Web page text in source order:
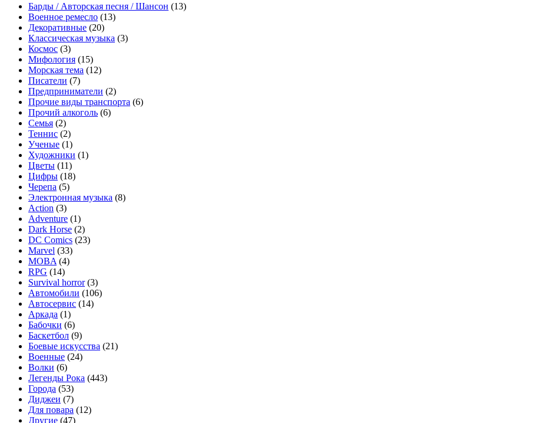
Барды / Авторская песня / Шансон (13)
Военное ремесло (13)
Декоративные (20)
Классическая музыка (3)
Космос (3)
Мифология (15)
Морская тема (12)
Писатели (7)
Предприниматели (2)
Прочие виды транспорта (6)
Прочий алкоголь (6)
Семья (2)
Теннис (2)
Ученые (1)
Художники (1)
Цветы (11)
Цифры (18)
Черепа (5)
Электронная музыка (8)
Action (3)
Adventure (1)
Dark Horse (2)
DC Comics (23)
Marvel (33)
MOBA (4)
RPG (14)
Survival horror (3)
Автомобили (106)
Автосервис (14)
Аркада (1)
Бабочки (6)
Баскетбол (9)
Боевые искусства (21)
Военные (24)
Волки (6)
Легенды Рока (443)
Города (53)
Диджеи (7)
Для повара (12)
Другие (47)